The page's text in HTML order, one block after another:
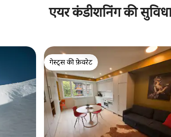
एयर कंडीशनिंग की
गेस्ट्स की फ़ेवरेट
गेस्ट्स की फ़ेवरेट